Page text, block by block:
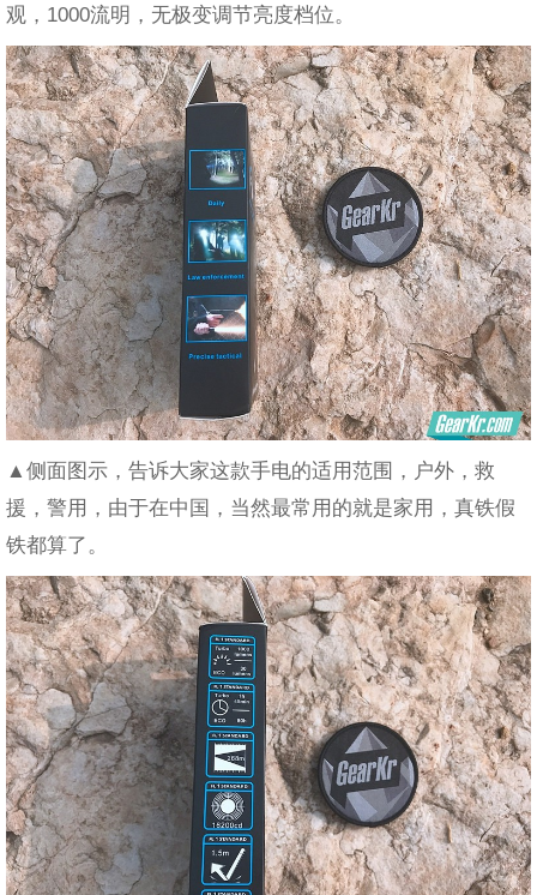
观，1000流明，无极变调节亮度档位。
▲侧面图示，告诉大家这款手电的适用范围，户外，救
援，警用，由于在中国，当然最常用的就是家用，真铁假
铁都算了。